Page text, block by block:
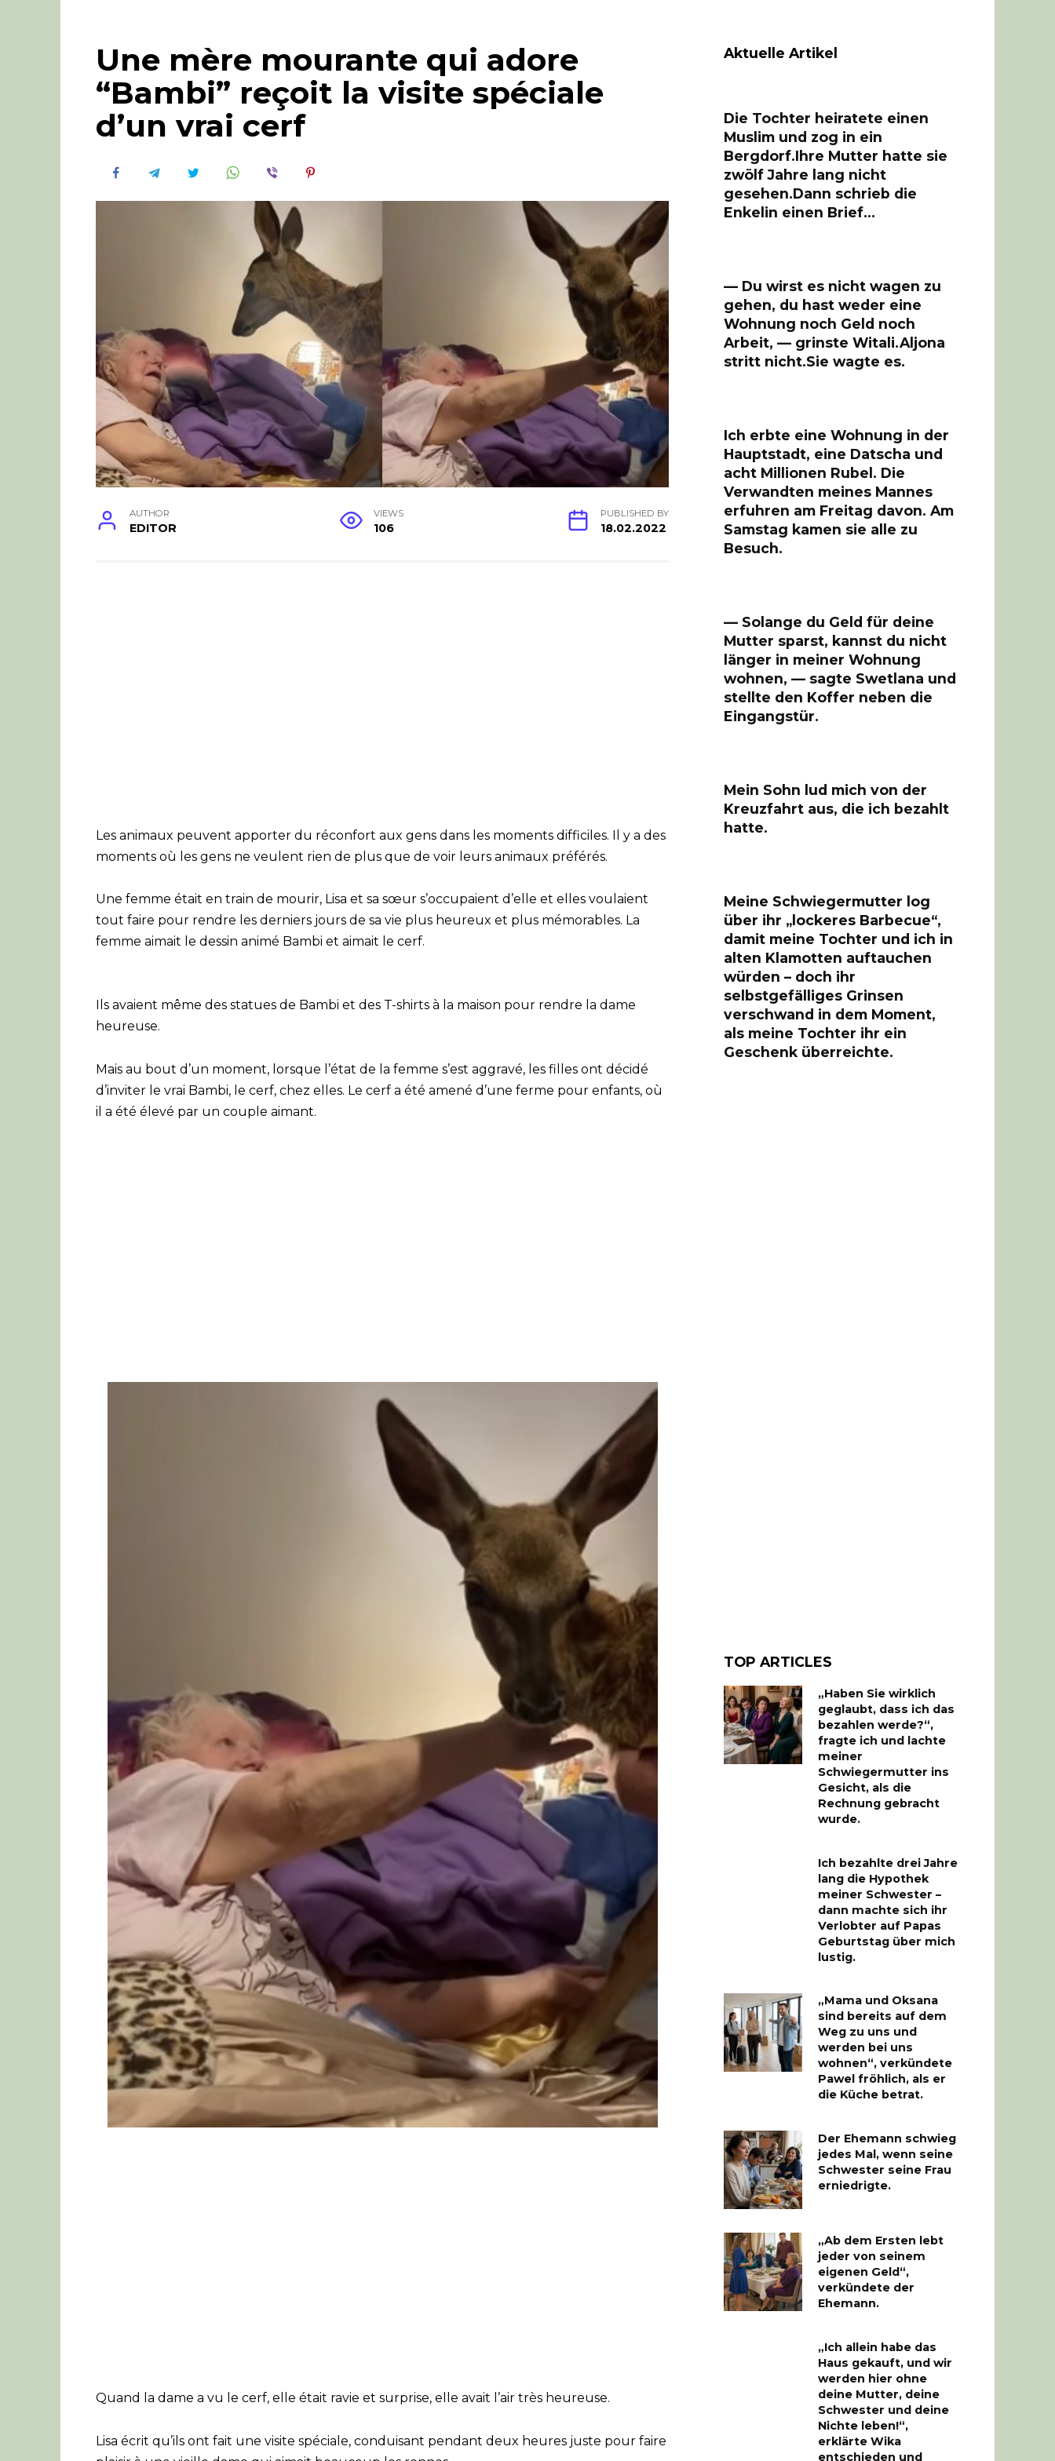
Une mère mourante qui adore
“Bambi” reçoit la visite spéciale
d’un vrai cerf
AUTHOR
EDITOR
VIEWS
106
PUBLISHED BY
18.02.2022
Les animaux peuvent apporter du réconfort aux gens dans les moments difficiles. Il y a des
moments où les gens ne veulent rien de plus que de voir leurs animaux préférés.
Une femme était en train de mourir, Lisa et sa sœur s’occupaient d’elle et elles voulaient
tout faire pour rendre les derniers jours de sa vie plus heureux et plus mémorables. La
femme aimait le dessin animé Bambi et aimait le cerf.
Ils avaient même des statues de Bambi et des T-shirts à la maison pour rendre la dame
heureuse.
Mais au bout d’un moment, lorsque l’état de la femme s’est aggravé, les filles ont décidé
d’inviter le vrai Bambi, le cerf, chez elles. Le cerf a été amené d’une ferme pour enfants, où
il a été élevé par un couple aimant.
Quand la dame a vu le cerf, elle était ravie et surprise, elle avait l’air très heureuse.
Lisa écrit qu’ils ont fait une visite spéciale, conduisant pendant deux heures juste pour faire
Aktuelle Artikel
Die Tochter heiratete einen
Muslim und zog in ein
Bergdorf.Ihre Mutter hatte sie
zwölf Jahre lang nicht
gesehen.Dann schrieb die
Enkelin einen Brief…
— Du wirst es nicht wagen zu
gehen, du hast weder eine
Wohnung noch Geld noch
Arbeit, — grinste Witali.Aljona
stritt nicht.Sie wagte es.
Ich erbte eine Wohnung in der
Hauptstadt, eine Datscha und
acht Millionen Rubel. Die
Verwandten meines Mannes
erfuhren am Freitag davon. Am
Samstag kamen sie alle zu
Besuch.
— Solange du Geld für deine
Mutter sparst, kannst du nicht
länger in meiner Wohnung
wohnen, — sagte Swetlana und
stellte den Koffer neben die
Eingangstür.
Mein Sohn lud mich von der
Kreuzfahrt aus, die ich bezahlt
hatte.
Meine Schwiegermutter log
über ihr „lockeres Barbecue“,
damit meine Tochter und ich in
alten Klamotten auftauchen
würden – doch ihr
selbstgefälliges Grinsen
verschwand in dem Moment,
als meine Tochter ihr ein
Geschenk überreichte.
TOP ARTICLES
„Haben Sie wirklich
geglaubt, dass ich das
bezahlen werde?“,
fragte ich und lachte
meiner
Schwiegermutter ins
Gesicht, als die
Rechnung gebracht
wurde.
Ich bezahlte drei Jahre
lang die Hypothek
meiner Schwester –
dann machte sich ihr
Verlobter auf Papas
Geburtstag über mich
lustig.
„Mama und Oksana
sind bereits auf dem
Weg zu uns und
werden bei uns
wohnen“, verkündete
Pawel fröhlich, als er
die Küche betrat.
Der Ehemann schwieg
jedes Mal, wenn seine
Schwester seine Frau
erniedrigte.
„Ab dem Ersten lebt
jeder von seinem
eigenen Geld“,
verkündete der
Ehemann.
„Ich allein habe das
Haus gekauft, und wir
werden hier ohne
deine Mutter, deine
Schwester und deine
Nichte leben!“,
erklärte Wika
entschieden und